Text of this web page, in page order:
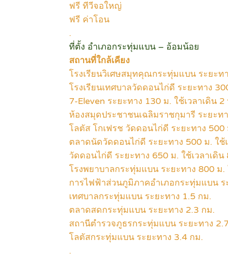
ฟรี ทีวีจอใหญ่
ฟรี ค่าโอน
.
ที่ตั้ง อำเภอกระทุ่มแบน – อ้อมน้อย
สถานที่ใกล้เคียง
โรงเรียนวิเศษสมุทคุณกระทุ่มแบน ระยะท
โรงเรียนเทศบาลวัดดอนไก่ดี ระยะทาง
7-Eleven ระยะทาง 130 ม. ใช้เวลาเดิน 2
ห้องสมุดประชาชนเฉลิมราชกุมารี ระยะท
โลตัส โกเฟรช วัดดอนไก่ดี ระยะทาง 500
ตลาดนัดวัดดอนไก่ดี ระยะทาง 500 ม. ใช้
วัดดอนไก่ดี ระยะทาง 650 ม. ใช้เวลาเดิน
โรงพยาบาลกระทุ่มแบน ระยะทาง 800 ม.
การไฟฟ้าส่วนภูมิภาคอำเภอกระทุ่มแบน ร
เทศบาลกระทุ่มแบน ระยะทาง 1.5 กม.
ตลาดสดกระทุ่มแบน ระยะทาง 2.3 กม.
สถานีตำรวจภูธรกระทุ่มแบน ระยะทาง
โลตัสกระทุ่มแบน ระยะทาง 3.4 กม.
.